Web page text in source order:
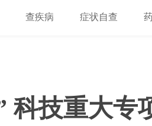
查疾病 症状自查
科技重大专